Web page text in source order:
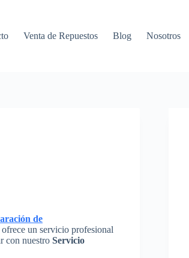
Venta de Repuestos Blog Nosotros
de
un servicio profesional
con nuestro Servicio